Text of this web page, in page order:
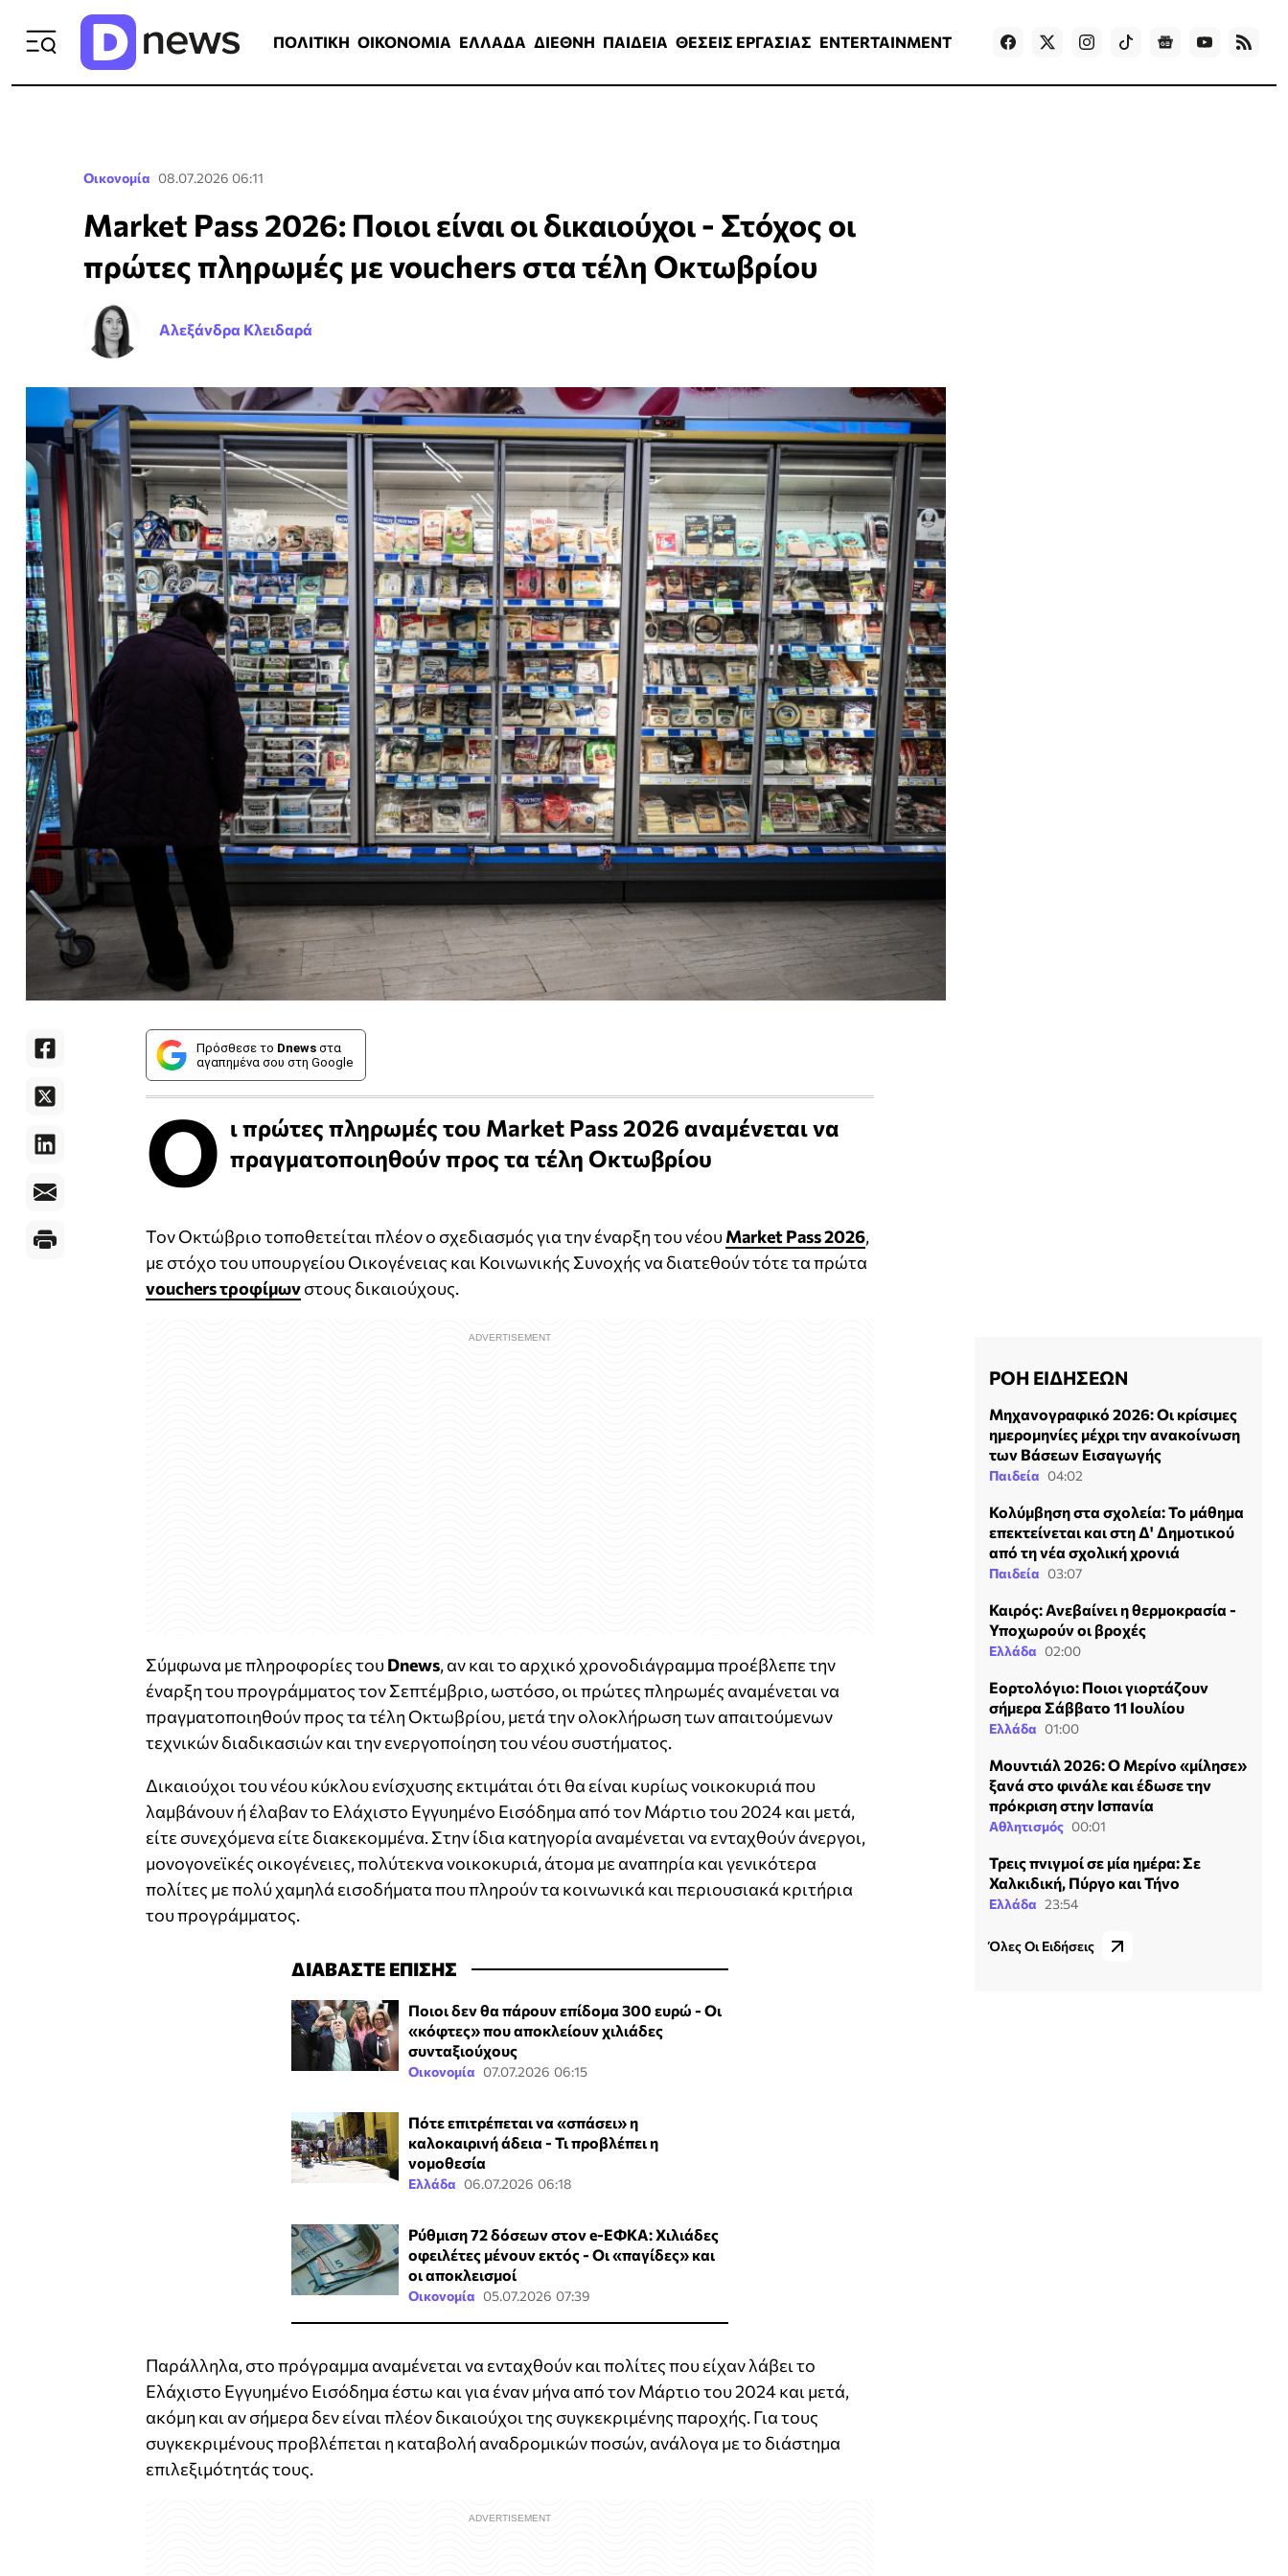
ΠΟΛΙΤΙΚΗ ΟΙΚΟΝΟΜΙΑ ΕΛΛΑΔΑ ΔΙΕΘΝΗ ΠΑΙΔΕΙΑ ΘΕΣΕΙΣ ΕΡΓΑΣΙΑΣ ENTERTAINMENT Games
Οικονομία 08.07.2026 06:11
Market Pass 2026: Ποιοι είναι οι δικαιούχοι - Στόχος οι
πρώτες πληρωμές με vouchers στα τέλη Οκτωβρίου
Αλεξάνδρα Κλειδαρά
Πρόσθεσε το Dnews στα
αγαπημένα σου στη Google
Ο ι πρώτες πληρωμές του Market Pass 2026 αναμένεται να
πραγματοποιηθούν προς τα τέλη Οκτωβρίου
Τον Οκτώβριο τοποθετείται πλέον ο σχεδιασμός για την έναρξη του νέουMarket Pass 2026,
με στόχο του υπουργείου Οικογένειας και Κοινωνικής Συνοχής να διατεθούν τότε τα πρώτα
vouchers τροφίμωνστους δικαιούχους.
Σύμφωνα με πληροφορίες τουDnews, αν και το αρχικό χρονοδιάγραμμα προέβλεπε την
έναρξη του προγράμματος τον Σεπτέμβριο, ωστόσο, οι πρώτες πληρωμές αναμένεται να
πραγματοποιηθούν προς τα τέλη Οκτωβρίου, μετά την ολοκλήρωση των απαιτούμενων
τεχνικών διαδικασιών και την ενεργοποίηση του νέου συστήματος.
Δικαιούχοι του νέου κύκλου ενίσχυσης εκτιμάται ότι θα είναι κυρίως νοικοκυριά που
λαμβάνουν ή έλαβαν το Ελάχιστο Εγγυημένο Εισόδημα από τον Μάρτιο του 2024 και μετά,
είτε συνεχόμενα είτε διακεκομμένα. Στην ίδια κατηγορία αναμένεται να ενταχθούν άνεργοι,
μονογονεϊκές οικογένειες, πολύτεκνα νοικοκυριά, άτομα με αναπηρία και γενικότερα
πολίτες με πολύ χαμηλά εισοδήματα που πληρούν τα κοινωνικά και περιουσιακά κριτήρια
του προγράμματος.
ΔΙΑΒΑΣΤΕ ΕΠΙΣΗΣ
Ποιοι δεν θα πάρουν επίδομα 300 ευρώ - Οι
«κόφτες» που αποκλείουν χιλιάδες
συνταξιούχους
Οικονομία 07.07.2026 06:15
Πότε επιτρέπεται να «σπάσει» η
καλοκαιρινή άδεια - Τι προβλέπει η
νομοθεσία
Ελλάδα 06.07.2026 06:18
Ρύθμιση 72 δόσεων στον e-ΕΦΚΑ: Χιλιάδες
οφειλέτες μένουν εκτός - Οι «παγίδες» και
οι αποκλεισμοί
Οικονομία 05.07.2026 07:39
Παράλληλα, στο πρόγραμμα αναμένεται να ενταχθούν και πολίτες που είχαν λάβει το
Ελάχιστο Εγγυημένο Εισόδημα έστω και για έναν μήνα από τον Μάρτιο του 2024 και μετά,
ακόμη και αν σήμερα δεν είναι πλέον δικαιούχοι της συγκεκριμένης παροχής. Για τους
συγκεκριμένους προβλέπεται η καταβολή αναδρομικών ποσών, ανάλογα με το διάστημα
επιλεξιμότητάς τους.
ΡΟΗ ΕΙΔΗΣΕΩΝ
Mηχανογραφικό 2026: Οι κρίσιμες
ημερομηνίες μέχρι την ανακοίνωση
των Βάσεων Εισαγωγής
Παιδεία 04:02
Κολύμβηση στα σχολεία: To μάθημα
επεκτείνεται και στη Δ' Δημοτικού
από τη νέα σχολική χρονιά
Παιδεία 03:07
Καιρός: Ανεβαίνει η θερμοκρασία -
Υποχωρούν οι βροχές
Ελλάδα 02:00
Εορτολόγιο: Ποιοι γιορτάζουν
σήμερα Σάββατο 11 Ιουλίου
Ελλάδα 01:00
Μουντιάλ 2026: Ο Μερίνο «μίλησε»
ξανά στο φινάλε και έδωσε την
πρόκριση στην Ισπανία
Αθλητισμός 00:01
Τρεις πνιγμοί σε μία ημέρα: Σε
Χαλκιδική, Πύργο και Τήνο
Ελλάδα 23:54
Όλες Οι Ειδήσεις